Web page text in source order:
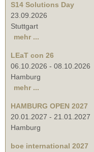
S14 Solutions Day
23.09.2026
Stuttgart
mehr ...
LEaT con 26
06.10.2026 - 08.10.2026
Hamburg
mehr ...
HAMBURG OPEN 2027
20.01.2027 - 21.01.2027
Hamburg
boe international 2027